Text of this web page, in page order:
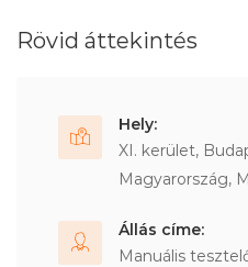
Rövid áttekintés
Hely:
XI. kerület,
Magyarország,
Állás címe:
Manuális